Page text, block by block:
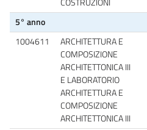
5° anno
1004611
ARCHITETTURA E
COMPOSIZIONE
ARCHITETTONICA III
E LABORATORIO
ARCHITETTURA E
COMPOSIZIONE
ARCHITETTONICA III